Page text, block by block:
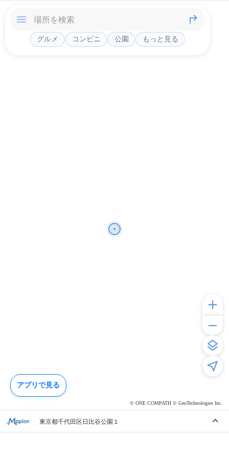
© ONE COMPATH © GeoTechnologies Inc.
グルメ コンビニ 公園 もっと見る
東京都千代田区日比谷公園１
アプリで見る